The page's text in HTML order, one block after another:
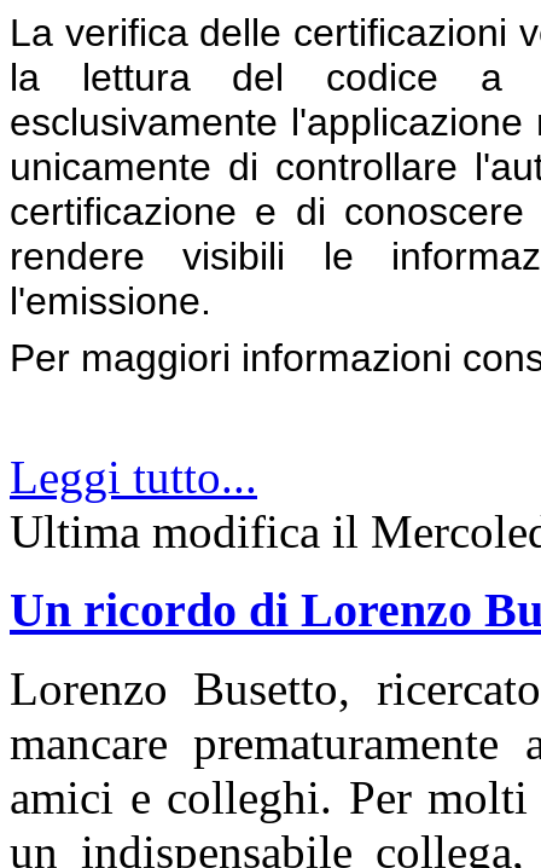
La verifica delle certificazioni
la lettura del codice a
esclusivamente
unicamente di controllare
certificazione e di
rendere visibili le
l'emissione.
Per maggiori informazioni
Leggi tutto...
Ultima modifica il
Un ricordo di Lorenzo
Lorenzo Busetto,
mancare
amici e colleghi. Per
un indispensabile